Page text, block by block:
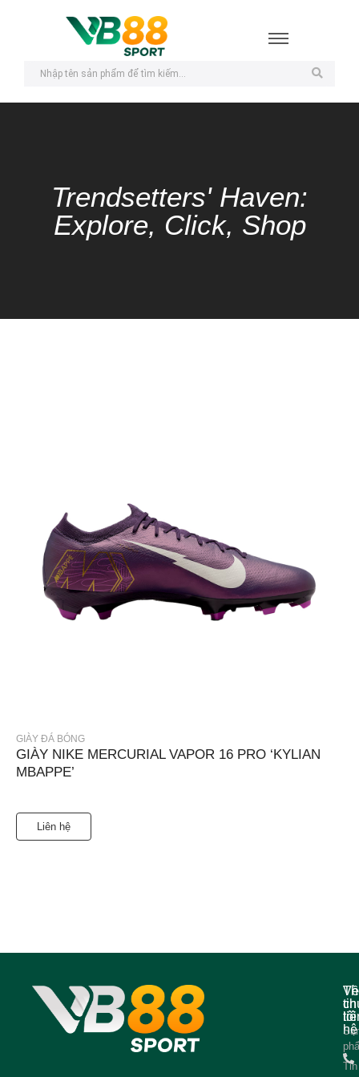
Trendsetters' Haven:
Explore, Click, Shop
GIÀY ĐÁ BÓNG
GIÀY NIKE MERCURIAL VAPOR 16 PRO ‘KYLIAN
MBAPPE’
Liên hệ
Về
tôi
Tin
tin
hệ